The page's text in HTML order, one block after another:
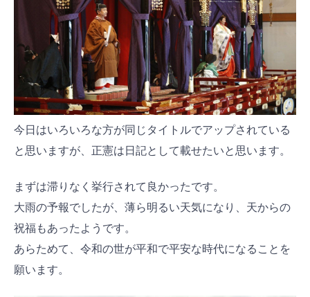
今日はいろいろな方が同じタイトルでアップされている
と思いますが、正憲は日記として載せたいと思います。
まずは滞りなく挙行されて良かったです。
大雨の予報でしたが、薄ら明るい天気になり、天からの
祝福もあったようです。
あらためて、令和の世が平和で平安な時代になることを
願います。